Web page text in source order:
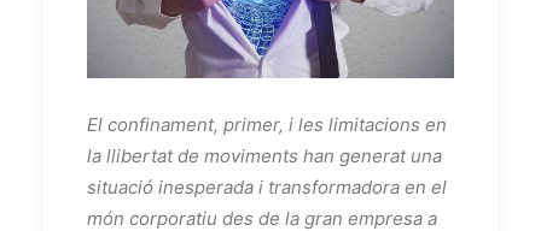
El confinament, primer, i les limitacions en
la llibertat de moviments han generat una
situació inesperada i transformadora en el
món corporatiu des de la gran empresa a